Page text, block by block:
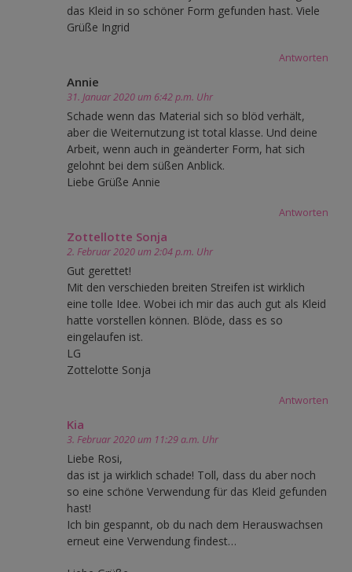
das Kleid in so schöner Form gefunden hast. Viele
Grüße Ingrid
Antworten
Annie
31. Januar 2020 um 6:42 p.m. Uhr
Schade wenn das Material sich so blöd verhält,
aber die Weiternutzung ist total klasse. Und deine
Arbeit, wenn auch in geänderter Form, hat sich
gelohnt bei dem süßen Anblick.
Liebe Grüße Annie
Antworten
Zottellotte Sonja
2. Februar 2020 um 2:04 p.m. Uhr
Gut gerettet!
Mit den verschieden breiten Streifen ist wirklich
eine tolle Idee. Wobei ich mir das auch gut als Kleid
hatte vorstellen können. Blöde, dass es so
eingelaufen ist.
LG
Zottelotte Sonja
Antworten
Kia
3. Februar 2020 um 11:29 a.m. Uhr
Liebe Rosi,
das ist ja wirklich schade! Toll, dass du aber noch
so eine schöne Verwendung für das Kleid gefunden
hast!
Ich bin gespannt, ob du nach dem Herauswachsen
erneut eine Verwendung findest…